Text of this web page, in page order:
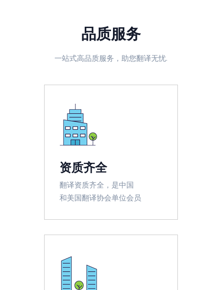
品质服务
一站式高品质服务，助您翻译无忧.
资质齐全
翻译资质齐全，是中国
和美国翻译协会单位会员